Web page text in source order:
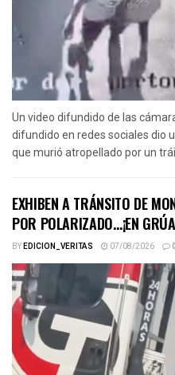
Un video difundido de las
difundido en redes sociales dio
que murió atropellado por un
EXHIBEN A TRÁNSITO DE
POR POLARIZADO…¡EN
BYEDICION_VERITAS 07/08/2026 0